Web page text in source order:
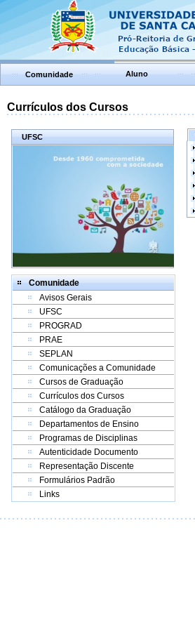
Comunidade Aluno
Currículos dos Cursos
UFSC
Comunidade
Avisos Gerais
UFSC
PROGRAD
PRAE
SEPLAN
Comunicações a Comunidade
Cursos de Graduação
Currículos dos Cursos
Catálogo da Graduação
Departamentos de Ensino
Programas de Disciplinas
Autenticidade Documento
Representação Discente
Formulários Padrão
Links